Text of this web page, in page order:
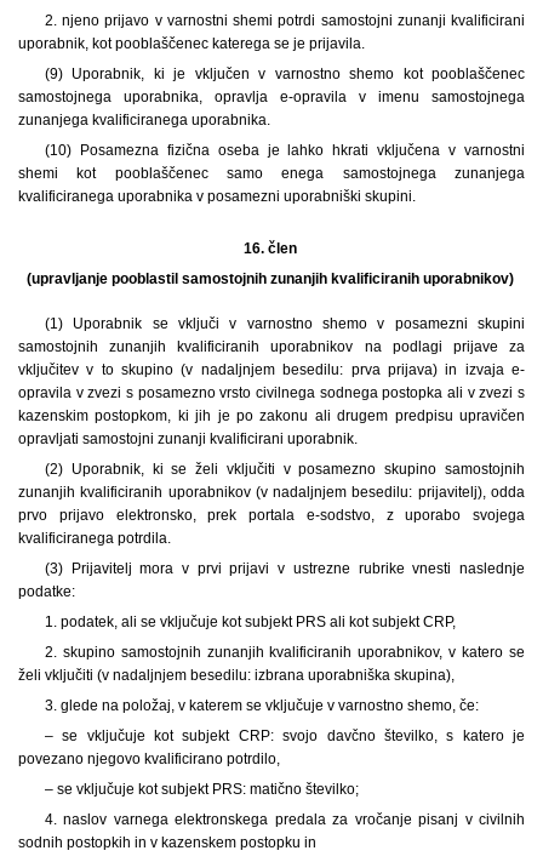
2. njeno prijavo v varnostni shemi potrdi samostojni zunanji kvalificirani
uporabnik, kot pooblaščenec katerega se je prijavila.
(9) Uporabnik, ki je vključen v varnostno shemo kot pooblaščenec
samostojnega uporabnika, opravlja e-opravila v imenu samostojnega
zunanjega kvalificiranega uporabnika.
(10) Posamezna fizična oseba je lahko hkrati vključena v varnostni
shemi kot pooblaščenec samo enega samostojnega zunanjega
kvalificiranega uporabnika v posamezni uporabniški skupini.
16. člen
(upravljanje pooblastil samostojnih zunanjih kvalificiranih uporabnikov)
(1) Uporabnik se vključi v varnostno shemo v posamezni skupini
samostojnih zunanjih kvalificiranih uporabnikov na podlagi prijave za
vključitev v to skupino (v nadaljnjem besedilu: prva prijava) in izvaja e-
opravila v zvezi s posamezno vrsto civilnega sodnega postopka ali v zvezi s
kazenskim postopkom, ki jih je po zakonu ali drugem predpisu upravičen
opravljati samostojni zunanji kvalificirani uporabnik.
(2) Uporabnik, ki se želi vključiti v posamezno skupino samostojnih
zunanjih kvalificiranih uporabnikov (v nadaljnjem besedilu: prijavitelj), odda
prvo prijavo elektronsko, prek portala e-sodstvo, z uporabo svojega
kvalificiranega potrdila.
(3) Prijavitelj mora v prvi prijavi v ustrezne rubrike vnesti naslednje
podatke:
1. podatek, ali se vključuje kot subjekt PRS ali kot subjekt CRP,
2. skupino samostojnih zunanjih kvalificiranih uporabnikov, v katero se
želi vključiti (v nadaljnjem besedilu: izbrana uporabniška skupina),
3. glede na položaj, v katerem se vključuje v varnostno shemo, če:
– se vključuje kot subjekt CRP: svojo davčno številko, s katero je
povezano njegovo kvalificirano potrdilo,
– se vključuje kot subjekt PRS: matično številko;
4. naslov varnega elektronskega predala za vročanje pisanj v civilnih
sodnih postopkih in v kazenskem postopku in